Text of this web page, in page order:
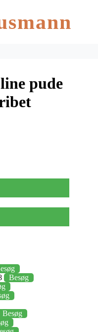
pude
Besøg
Besøg